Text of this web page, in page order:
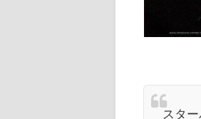
スタ